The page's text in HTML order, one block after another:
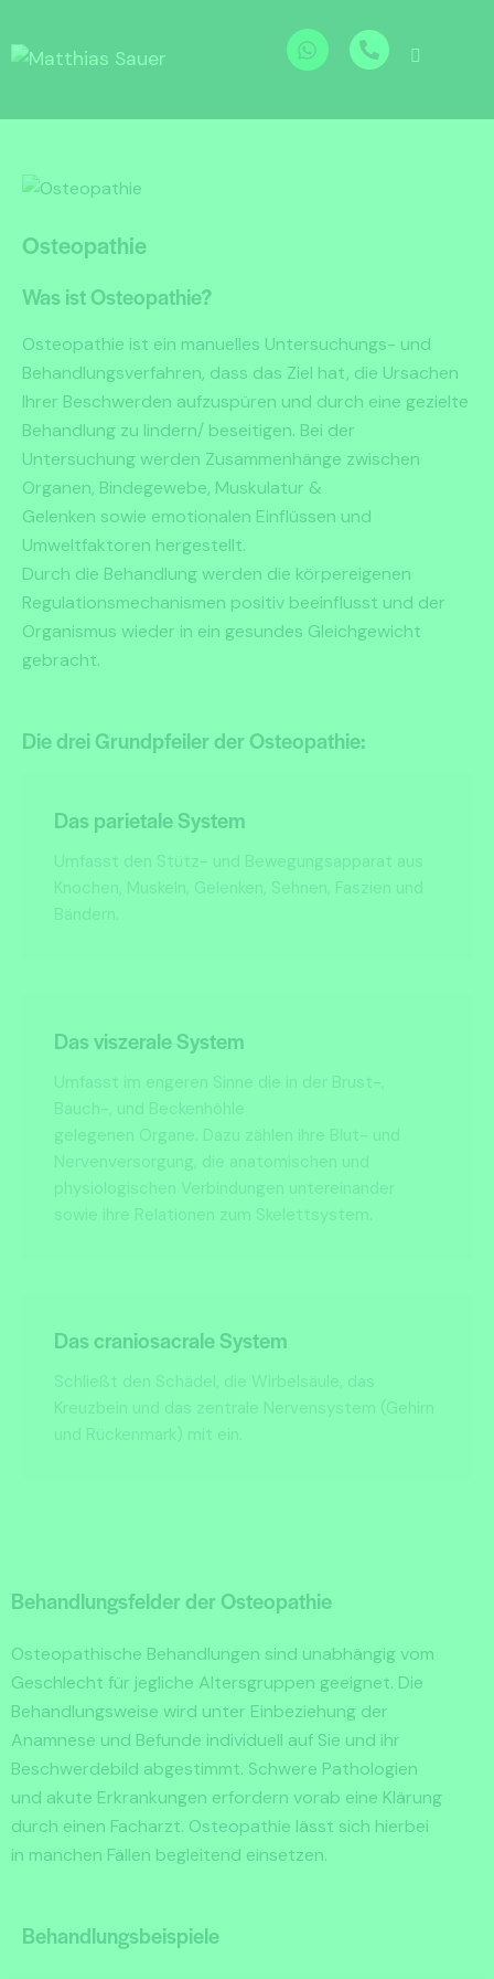
Osteopathie
Was ist Osteopathie?
Osteopathie ist ein manuelles Untersuchungs- und
Behandlungsverfahren, dass das Ziel hat, die Ursachen
Ihrer Beschwerden aufzuspüren und durch eine gezielte
Behandlung zu lindern/ beseitigen. Bei der
Untersuchung werden Zusammenhänge zwischen
Organen, Bindegewebe, Muskulatur &
Gelenken sowie emotionalen Einflüssen und
Umweltfaktoren hergestellt.
Durch die Behandlung werden die körpereigenen
Regulationsmechanismen positiv beeinflusst und der
Organismus wieder in ein gesundes Gleichgewicht
gebracht.
Die drei Grundpfeiler der Osteopathie:
Das parietale System
Das viszerale System
Das craniosacrale System
Behandlungsfelder der Osteopathie
Osteopathische Behandlungen sind unabhängig vom
Geschlecht für jegliche Altersgruppen geeignet. Die
Behandlungsweise wird unter Einbeziehung der
Anamnese und Befunde individuell auf Sie und ihr
Beschwerdebild abgestimmt. Schwere Pathologien
und akute Erkrankungen erfordern vorab eine Klärung
durch einen Facharzt. Osteopathie lässt sich hierbei
in manchen Fällen begleitend einsetzen.
Behandlungsbeispiele